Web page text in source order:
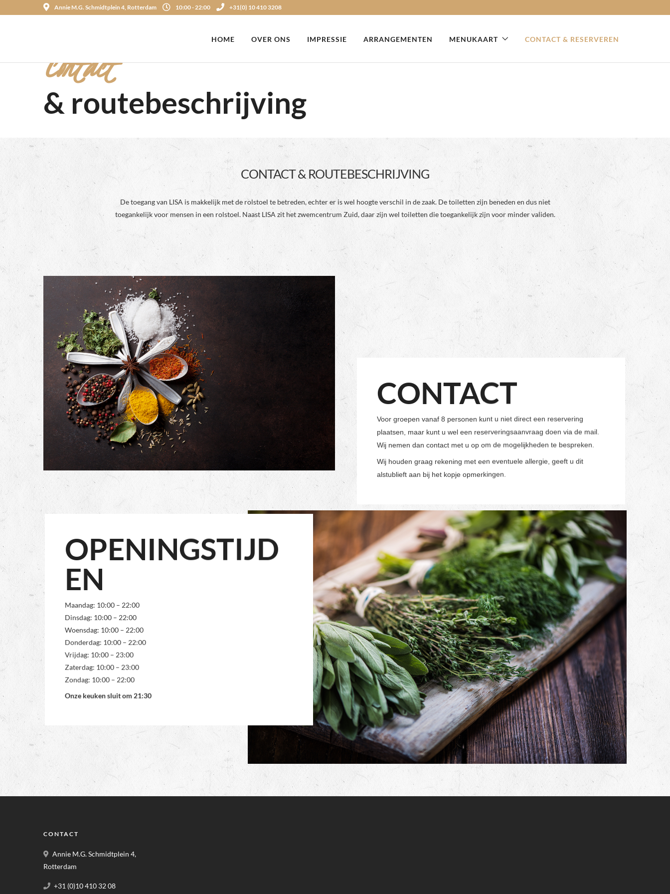
Annie M.G. Schmidtplein 4, Rotterdam 10:00 - 22:00 +31(0) 10 410 3208
HOME OVER ONS IMPRESSIE ARRANGEMENTEN MENUKAART CONTACT & RESERVEREN
Contact
& routebeschrijving
CONTACT & ROUTEBESCHRIJVING
De toegang van LISA is makkelijk met de rolstoel te betreden, echter er is wel hoogte verschil in de zaak. De toiletten zijn beneden en dus niet
toegankelijk voor mensen in een rolstoel. Naast LISA zit het zwemcentrum Zuid, daar zijn wel toiletten die toegankelijk zijn voor minder validen.
CONTACT
Voor groepen vanaf 8 personen kunt u niet direct een reservering
plaatsen, maar kunt u wel een reserveringsaanvraag doen via de mail.
Wij nemen dan contact met u op om de mogelijkheden te bespreken.
Wij houden graag rekening met een eventuele allergie, geeft u dit
alstublieft aan bij het kopje opmerkingen.
OPENINGSTIJD
EN
Maandag: 10:00 – 22:00
Dinsdag: 10:00 – 22:00
Woensdag: 10:00 – 22:00
Donderdag: 10:00 – 22:00
Vrijdag: 10:00 – 23:00
Zaterdag: 10:00 – 23:00
Zondag: 10:00 – 22:00
Onze keuken sluit om 21:30
CONTACT
Annie M.G. Schmidtplein 4,
Rotterdam
+31 (0)10 410 32 08